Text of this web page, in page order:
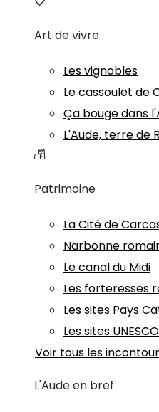
Art de vivre
Les vignobles
Le cassoulet de
Ça bouge dans
L'Aude, terre de
Patrimoine
La Cité de
Narbonne
Le canal du Midi
Les forteresses
Les sites Pays
Les sites
Voir tous les
L'Aude en bref